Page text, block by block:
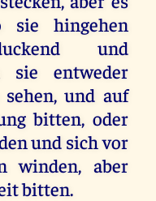
hingehen
und
sie entweder
und auf
bitten, oder
und sich vor
winden, aber
bitten.